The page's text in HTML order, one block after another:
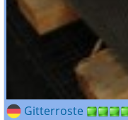
Gitterroste